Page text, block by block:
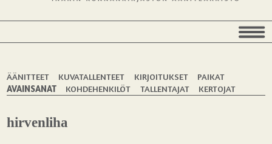
ÄÄNITTEET KUVATALLENTEET KIRJOITUKSET
PAIKAT
AVAINSANAT
KOHDEHENKILÖT TALLENTAJAT KERTOJAT
hirvenliha